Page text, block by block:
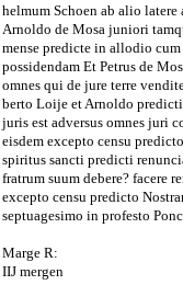
helmum Schoen ab alio
Arnoldo de Mosa juniori
mense predicte in allodio
possidendam Et Petrus de
omnes qui de jure terre
berto Loije et Arnoldo
juris est adversus omnes juri
eisdem excepto censu
spiritus sancti predicti
fratrum suum debere? facere
excepto censu predicto
septuagesimo in profesto
Marge R:
IIJ mergen